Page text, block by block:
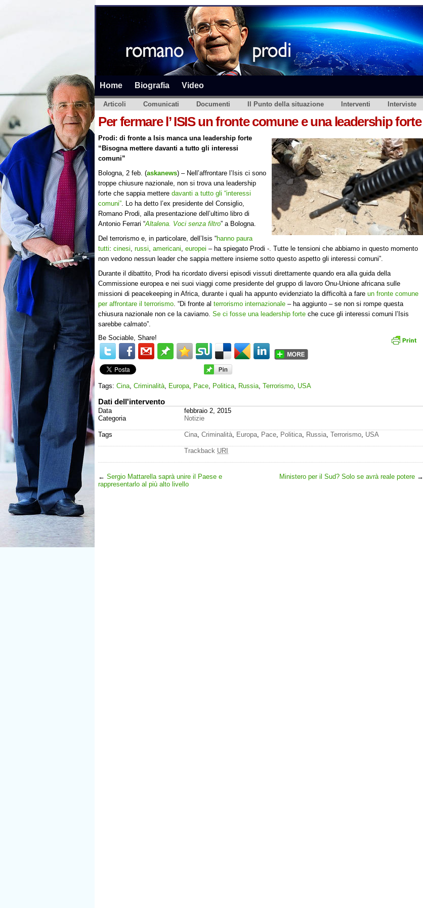
Home Biografia Video
Articoli Comunicati Documenti Il Punto della situazione Interventi Interviste
Per fermare l’ ISIS un fronte comune e una leadership forte
Prodi: di fronte a Isis manca una leadership forte
“Bisogna mettere davanti a tutto gli interessi
comuni”
Bologna, 2 feb. (askanews) – Nell’affrontare l’Isis ci sono
troppe chiusure nazionale, non si trova una leadership
forte che sappia mettere davanti a tutto gli “interessi
comuni”. Lo ha detto l’ex presidente del Consiglio,
Romano Prodi, alla presentazione dell’ultimo libro di
Antonio Ferrari “Altalena. Voci senza filtro” a Bologna.
Del terrorismo e, in particolare, dell’Isis “hanno paura
tutti: cinesi, russi, americani, europei – ha spiegato Prodi -. Tutte le tensioni che abbiamo in questo momento
non vedono nessun leader che sappia mettere insieme sotto questo aspetto gli interessi comuni”.
Durante il dibattito, Prodi ha ricordato diversi episodi vissuti direttamente quando era alla guida della
Commissione europea e nei suoi viaggi come presidente del gruppo di lavoro Onu-Unione africana sulle
missioni di peacekeeping in Africa, durante i quali ha appunto evidenziato la difficoltà a fare un fronte comune
per affrontare il terrorismo. “Di fronte al terrorismo internazionale – ha aggiunto – se non si rompe questa
chiusura nazionale non ce la caviamo. Se ci fosse una leadership forte che cuce gli interessi comuni l’Isis
sarebbe calmato”.
Be Sociable, Share!
Tags: Cina, Criminalità, Europa, Pace, Politica, Russia, Terrorismo, USA
Dati dell'intervento
Data
Categoria
febbraio 2, 2015
Notizie
Tags Cina, Criminalità, Europa, Pace, Politica, Russia, Terrorismo, USA
Trackback URI
← Sergio Mattarella saprà unire il Paese e
rappresentarlo al più alto livello
Ministero per il Sud? Solo se avrà reale potere →